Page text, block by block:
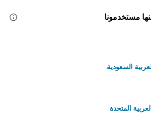
مستخدمونا
السعودية
المتحدة